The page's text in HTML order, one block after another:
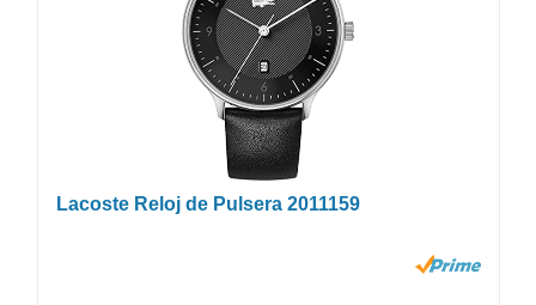
Lacoste Reloj de Pulsera 2011159